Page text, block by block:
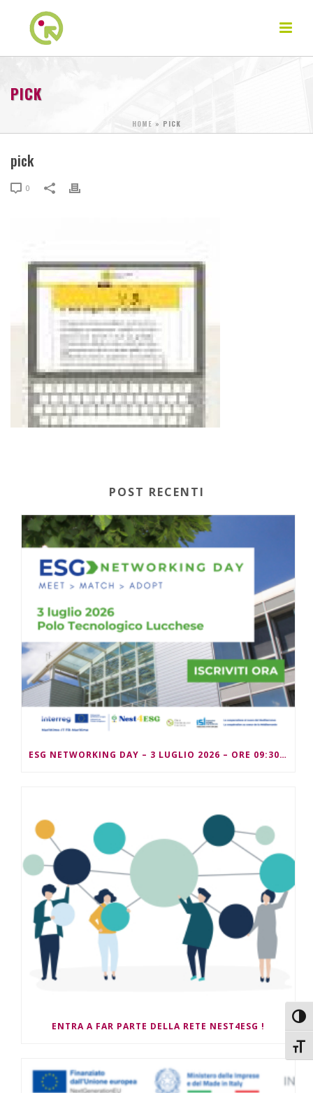
PICK
HOME » PICK
pick
0
POST RECENTI
ESG NETWORKING DAY – 3 LUGLIO 2026 – ORE 09:30/13:00
ENTRA A FAR PARTE DELLA RETE NEST4ESG !